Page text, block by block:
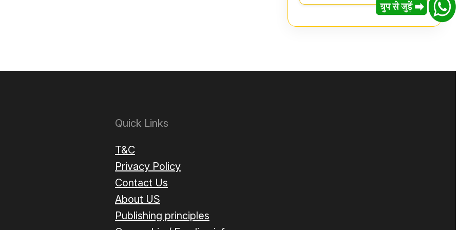
Quick Links
T&C
Privacy Policy
Contact Us
About US
Publishing principles